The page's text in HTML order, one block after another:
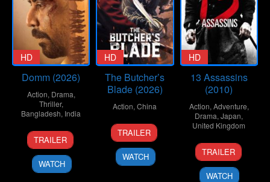
HD
Domm (2026)
Action, Drama,
Thriller,
Bangladesh, India
21
Mar
2026
Redoan
Rony
TRAILER
WATCH
HD
The Butcher’s
Blade (2026)
Action,China
8
Jan
2026
Liu
Wenpu
TRAILER
WATCH
HD
13 Assassins
(2010)
Action, Adventure,
Drama,Japan,
United Kingdom
25
Sep
2010
Takashi
Miike
TRAILER
WATCH